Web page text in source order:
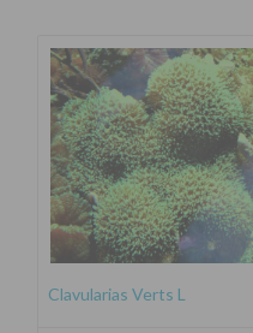
Clavularias Verts L